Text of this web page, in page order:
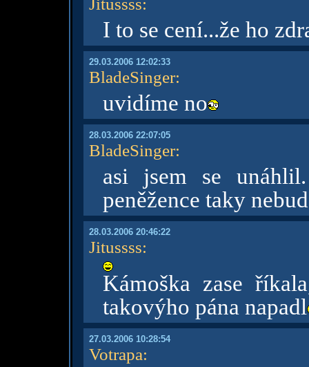
I to se cení...že ho
29.03.2006 12:02:33
BladeSinger:
uvidíme no
28.03.2006 22:07:05
BladeSinger:
asi jsem se
peněžence taky
28.03.2006 20:46:22
Jitussss:
Kámoška zase
takovýho pána napadl
27.03.2006 10:28:54
Votrapa: